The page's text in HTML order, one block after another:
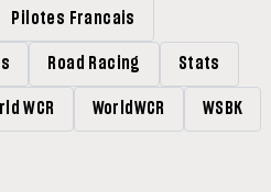
Pilotes Francais
Road Racing Stats
WCR WorldWCR WSBK